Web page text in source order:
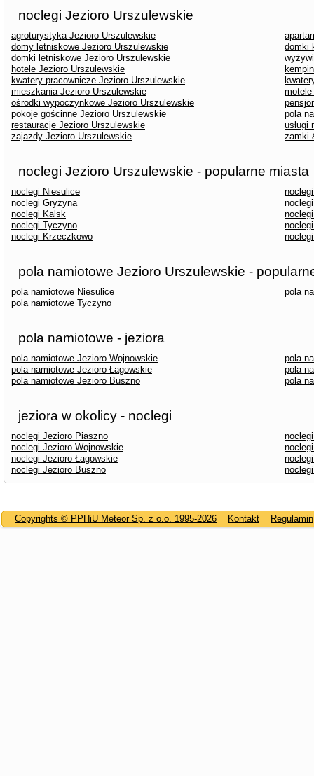
noclegi Jezioro Urszulewskie
agroturystyka Jezioro Urszulewskie
domy letniskowe Jezioro Urszulewskie
domki
domki letniskowe Jezioro Urszulewskie
hotele Jezioro Urszulewskie
kwatery pracownicze Jezioro Urszulewskie
mieszkania Jezioro Urszulewskie
ośrodki wypoczynkowe Jezioro Urszulewskie
pokoje gościnne Jezioro Urszulewskie
pola
restauracje Jezioro Urszulewskie
usługi
zajazdy Jezioro Urszulewskie
zamki
noclegi Jezioro Urszulewskie - popularne miasta
noclegi Niesulice
noclegi Gryżyna
noclegi Kalsk
noclegi Tyczyno
noclegi Krzeczkowo
pola namiotowe Jezioro Urszulewskie -
pola namiotowe Niesulice
pola
pola namiotowe Tyczyno
pola namiotowe - jeziora
pola namiotowe Jezioro Wojnowskie
pola
pola namiotowe Jezioro Łagowskie
pola
pola namiotowe Jezioro Buszno
pola
jeziora w okolicy - noclegi
noclegi Jezioro Piaszno
noclegi Jezioro Wojnowskie
noclegi Jezioro Łagowskie
noclegi Jezioro Buszno
Copyrights © PPHiU Meteor Sp. z o.o. 1995-2026 Kontakt Regulamin